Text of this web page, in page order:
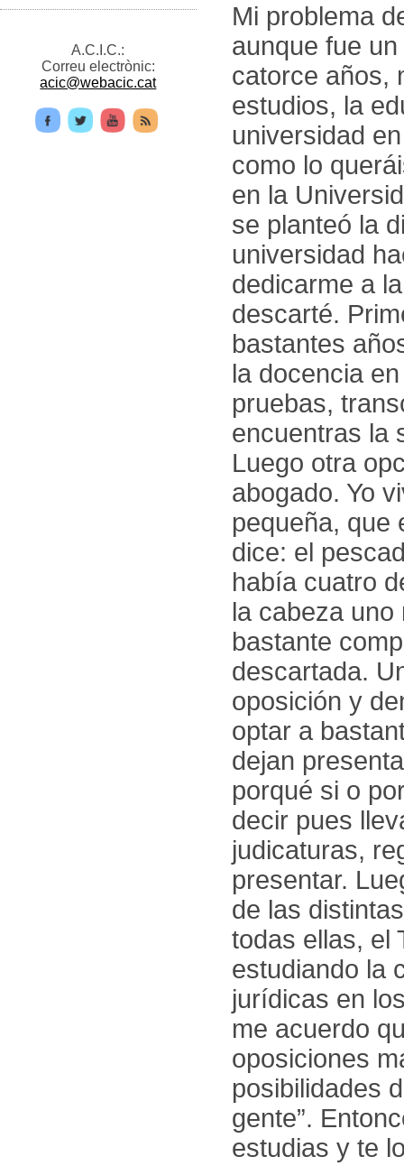
A.C.I.C.:
Correu electrònic:
acic@webacic.cat
Mi problema
aunque fue
catorce años,
estudios, la
universidad
como lo
en la
se planteó la
universidad
dedicarme a
descarté.
bastantes
la docencia
pruebas,
encuentras la
Luego otra
abogado. Yo
pequeña, que
dice: el
había cuatro
la cabeza
bastante
descartada.
oposición y
optar a
dejan
porqué si o
decir pues
judicaturas,
presentar.
de las
todas ellas, el
estudiando la
jurídicas en
me acuerdo
oposiciones
posibilidades
gente”.
estudias y te